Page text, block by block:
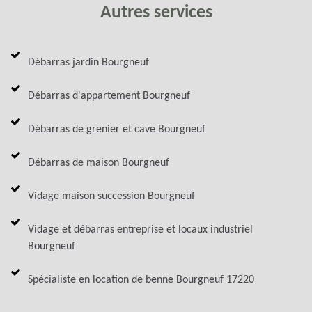
Autres services
Débarras jardin Bourgneuf
Débarras d'appartement Bourgneuf
Débarras de grenier et cave Bourgneuf
Débarras de maison Bourgneuf
Vidage maison succession Bourgneuf
Vidage et débarras entreprise et locaux industriel
Bourgneuf
Spécialiste en location de benne Bourgneuf 17220